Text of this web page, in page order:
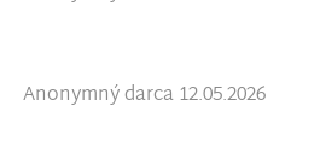
Anonymný darca 12.05.2026